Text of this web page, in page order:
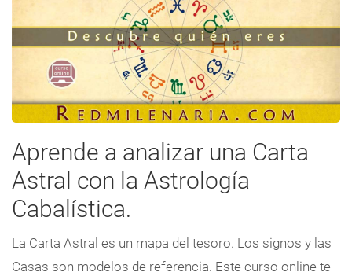
Aprende a analizar una Carta
Astral con la Astrología
Cabalística.
La Carta Astral es un mapa del tesoro. Los signos y las
Casas son modelos de referencia. Este curso online te